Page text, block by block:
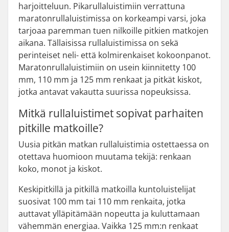
harjoitteluun. Pikarullaluistimiin verrattuna
maratonrullaluistimissa on korkeampi varsi, joka
tarjoaa paremman tuen nilkoille pitkien matkojen
aikana. Tällaisissa rullaluistimissa on sekä
perinteiset neli- että kolmirenkaiset kokoonpanot.
Maratonrullaluistimiin on usein kiinnitetty 100
mm, 110 mm ja 125 mm renkaat ja pitkät kiskot,
jotka antavat vakautta suurissa nopeuksissa.
Mitkä rullaluistimet sopivat parhaiten
pitkille matkoille?
Uusia pitkän matkan rullaluistimia ostettaessa on
otettava huomioon muutama tekijä: renkaan
koko, monot ja kiskot.
Keskipitkillä ja pitkillä matkoilla kuntoluistelijat
suosivat 100 mm tai 110 mm renkaita, jotka
auttavat ylläpitämään nopeutta ja kuluttamaan
vähemmän energiaa. Vaikka 125 mm:n renkaat